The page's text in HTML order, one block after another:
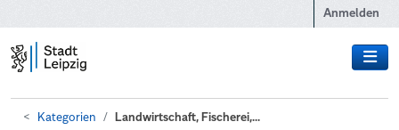
Anmelden
Kategorien Landwirtschaft, Fischerei,...